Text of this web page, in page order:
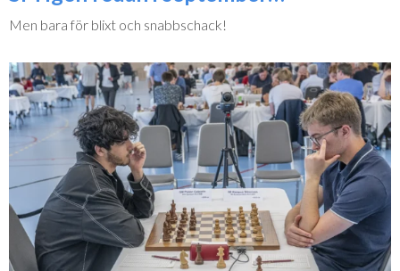
Men bara för blixt och snabbschack!